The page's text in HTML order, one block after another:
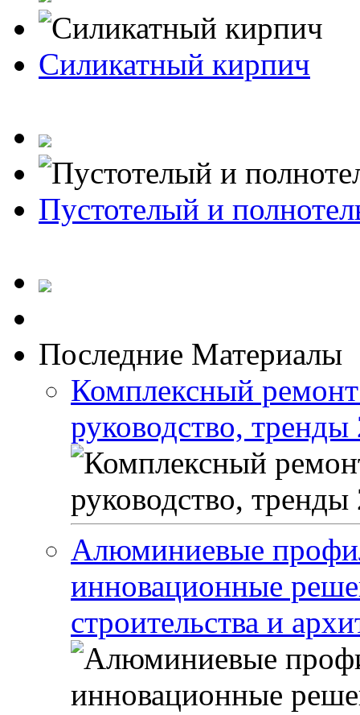
Силикатный кирпич
Пустотелый и
Последние Материалы
Комплексный
руководство, тренды
Алюминиевые
инновационные
строительства и